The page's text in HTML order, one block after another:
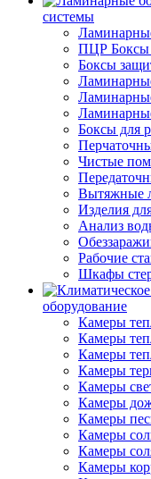
системы
ПЦР Боксы
Боксы
Боксы для
Чистые
Вытяжные
Изделия
Анализ
Рабочие
Шкафы
оборудование
Камеры
Камеры
Камеры
Камеры
Камеры
Камеры
Камеры
Камеры
Камеры
Камеры